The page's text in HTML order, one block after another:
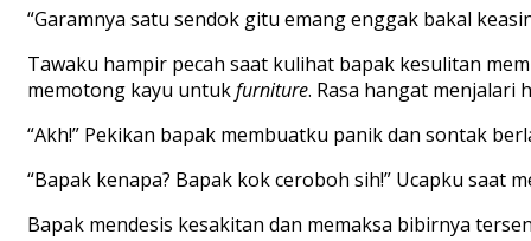
“Garamnya satu sendok gitu emang enggak bakal
Tawaku hampir pecah saat kulihat bapak kesulitan
memotong kayu untukfurniture. Rasa hangat menjalari
“Akh!” Pekikan bapak membuatku panik dan sontak
“Bapak kenapa? Bapak kok ceroboh sih!” Ucapku saat
Bapak mendesis kesakitan dan memaksa bibirnya